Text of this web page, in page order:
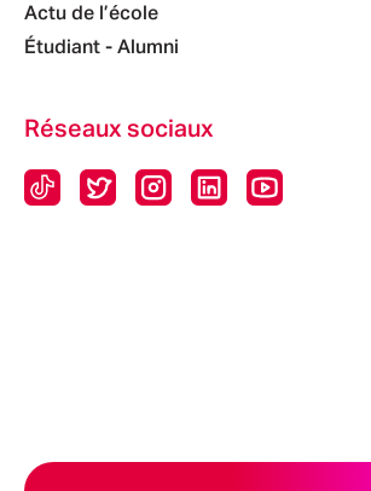
Actu de l’école
Étudiant - Alumni
Réseaux sociaux